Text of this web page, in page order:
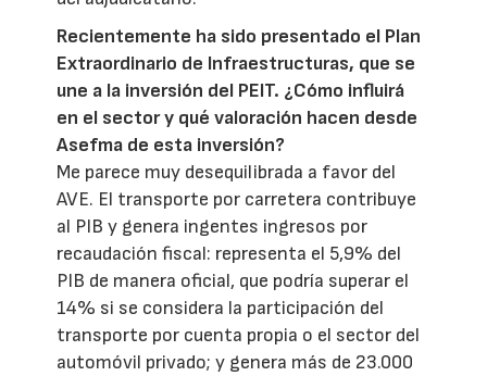
Recientemente ha sido presentado el Plan
Extraordinario de Infraestructuras, que se
une a la inversión del PEIT. ¿Cómo influirá
en el sector y qué valoración hacen desde
Asefma de esta inversión?
Me parece muy desequilibrada a favor del
AVE. El transporte por carretera contribuye
al PIB y genera ingentes ingresos por
recaudación fiscal: representa el 5,9% del
PIB de manera oficial, que podría superar el
14% si se considera la participación del
transporte por cuenta propia o el sector del
automóvil privado; y genera más de 23.000